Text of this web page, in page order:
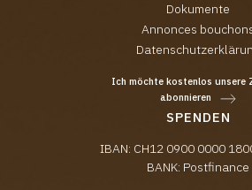
Dokumente
Annonces
Ich möchte kostenlos unsere
abonnieren
SPENDEN
IBAN: CH12 0900 0000
BANK: Postfinance